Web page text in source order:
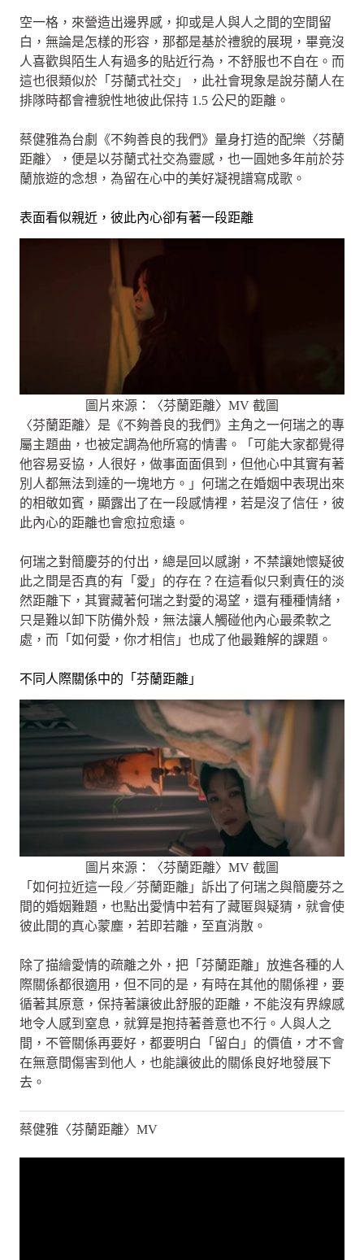
空一格，來營造出邊界感，抑或是人與人之間的空間留
白，無論是怎樣的形容，那都是基於禮貌的展現，畢竟沒
人喜歡與陌生人有過多的貼近行為，不舒服也不自在。而
這也很類似於「芬蘭式社交」，此社會現象是說芬蘭人在
排隊時都會禮貌性地彼此保持 1.5 公尺的距離。
蔡健雅為台劇《不夠善良的我們》量身打造的配樂〈芬蘭
距離〉，便是以芬蘭式社交為靈感，也一圓她多年前於芬
蘭旅遊的念想，為留在心中的美好凝視譜寫成歌。
表面看似親近，彼此內心卻有著一段距離
圖片來源：〈芬蘭距離〉MV 截圖
〈芬蘭距離〉是《不夠善良的我們》主角之一何瑞之的專
屬主題曲，也被定調為他所寫的情書。「可能大家都覺得
他容易妥協，人很好，做事面面俱到，但他心中其實有著
別人都無法到達的一塊地方。」何瑞之在婚姻中表現出來
的相敬如賓，顯露出了在一段感情裡，若是沒了信任，彼
此內心的距離也會愈拉愈遠。
何瑞之對簡慶芬的付出，總是回以感謝，不禁讓她懷疑彼
此之間是否真的有「愛」的存在？在這看似只剩責任的淡
然距離下，其實藏著何瑞之對愛的渴望，還有種種情緒，
只是難以卸下防備外殼，無法讓人觸碰他內心最柔軟之
處，而「如何愛，你才相信」也成了他最難解的課題。
不同人際關係中的「芬蘭距離」
圖片來源：〈芬蘭距離〉MV 截圖
「如何拉近這一段／芬蘭距離」訴出了何瑞之與簡慶芬之
間的婚姻難題，也點出愛情中若有了藏匿與疑猜，就會使
彼此間的真心蒙塵，若即若離，至直消散。
除了描繪愛情的疏離之外，把「芬蘭距離」放進各種的人
際關係都很適用，但不同的是，有時在其他的關係裡，要
循著其原意，保持著讓彼此舒服的距離，不能沒有界線感
地令人感到窒息，就算是抱持著善意也不行。人與人之
間，不管關係再要好，都要明白「留白」的價值，才不會
在無意間傷害到他人，也能讓彼此的關係良好地發展下
去。
蔡健雅〈芬蘭距離〉MV